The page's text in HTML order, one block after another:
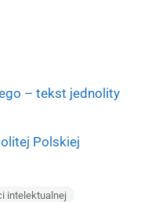
– tekst jednolity
Polskiej
intelektualnej